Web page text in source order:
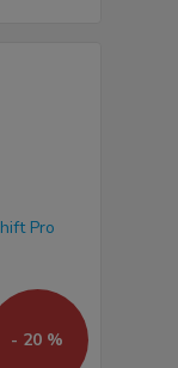
- 20 %